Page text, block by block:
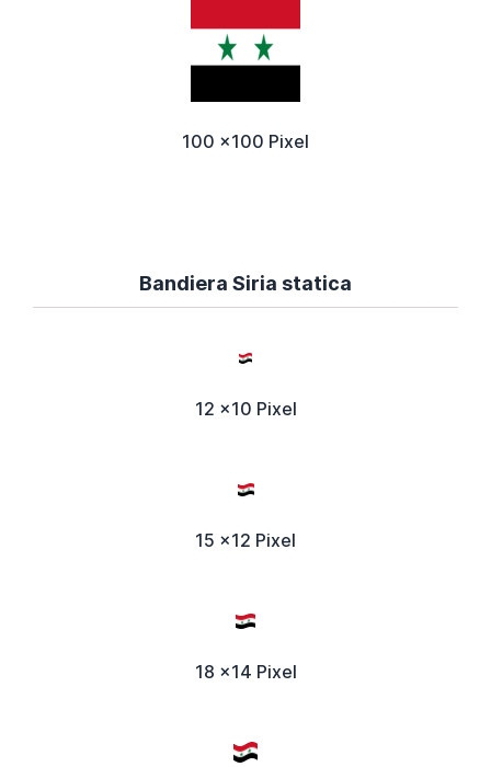
100 x100 Pixel
Bandiera Siria statica
12 x10 Pixel
15 x12 Pixel
18 x14 Pixel